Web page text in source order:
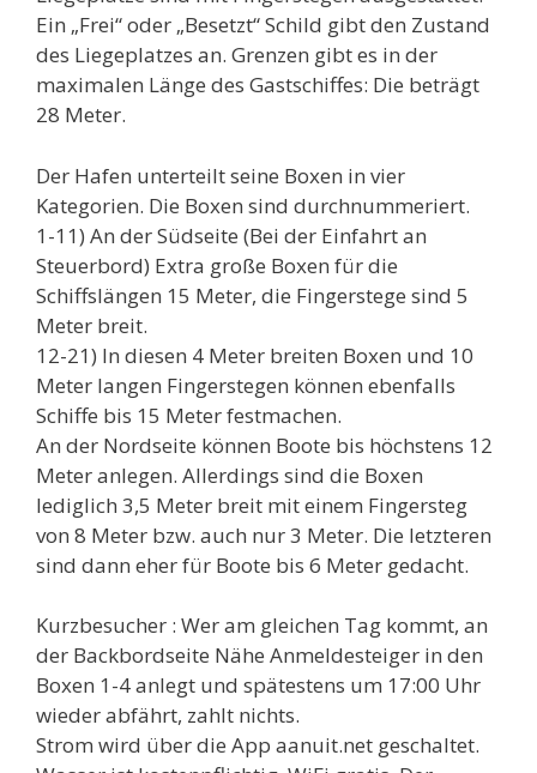
Ein „Frei“ oder „Besetzt“ Schild gibt den Zustand
des Liegeplatzes an. Grenzen gibt es in der
maximalen Länge des Gastschiffes: Die beträgt
28 Meter.
Der Hafen unterteilt seine Boxen in vier
Kategorien. Die Boxen sind durchnummeriert.
1-11) An der Südseite (Bei der Einfahrt an
Steuerbord) Extra große Boxen für die
Schiffslängen 15 Meter, die Fingerstege sind 5
Meter breit.
12-21) In diesen 4 Meter breiten Boxen und 10
Meter langen Fingerstegen können ebenfalls
Schiffe bis 15 Meter festmachen.
An der Nordseite können Boote bis höchstens 12
Meter anlegen. Allerdings sind die Boxen
lediglich 3,5 Meter breit mit einem Fingersteg
von 8 Meter bzw. auch nur 3 Meter. Die letzteren
sind dann eher für Boote bis 6 Meter gedacht.
Kurzbesucher : Wer am gleichen Tag kommt, an
der Backbordseite Nähe Anmeldesteiger in den
Boxen 1-4 anlegt und spätestens um 17:00 Uhr
wieder abfährt, zahlt nichts.
Strom wird über die App aanuit.net geschaltet.